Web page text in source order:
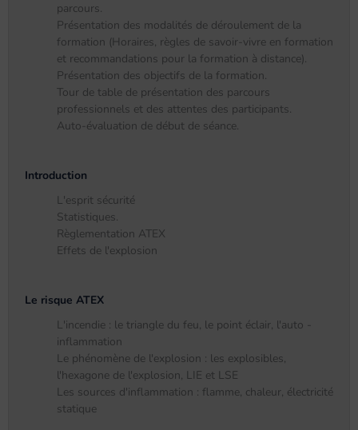
parcours.
Présentation des modalités de déroulement de la
formation (Horaires, règles de savoir-vivre en formation
et recommandations pour la formation à distance).
Présentation des objectifs de la formation.
Tour de table de présentation des parcours
professionnels et des attentes des participants.
Auto-évaluation de début de séance.
Introduction
L'esprit sécurité
Statistiques.
Règlementation ATEX
Effets de l'explosion
Le risque ATEX
L'incendie : le triangle du feu, le point éclair, l'auto -
inflammation
Le phénomène de l'explosion : les explosibles,
l'hexagone de l'explosion, LIE et LSE
Les sources d'inflammation : flamme, chaleur, électricité
statique